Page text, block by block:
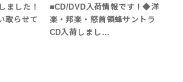
ました！
取らせて
■CD/DVD入荷情報です！◆洋
楽・邦楽・怒首領蜂サントラ
CD入荷しまし…